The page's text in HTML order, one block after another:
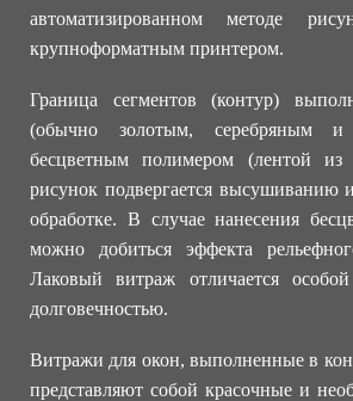
автоматизированном методе
крупноформатным принтером.
Граница сегментов (контур)
(обычно золотым, серебряным
бесцветным полимером (лентой из
рисунок подвергается высушиванию
обработке. В случае нанесения
можно добиться эффекта
Лаковый витраж отличается
долговечностью.
Витражи для окон, выполненные в
представляют собой красочные и